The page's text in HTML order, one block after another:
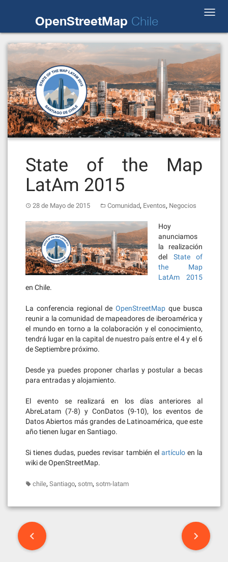
OpenStreetMap Chile
State of the Map
LatAm 2015
28 de Mayo de 2015 Comunidad, Eventos, Negocios
Hoy
anunciamos
la realización
del State of
the Map
LatAm 2015
en Chile.
La conferencia regional deOpenStreetMap que busca
reunir a la comunidad de mapeadores de iberoamérica y
el mundo en torno a la colaboración y el conocimiento,
tendrá lugar en la capital de nuestro país entre el 4 y el 6
de Septiembre próximo.
Desde ya puedes proponer charlas y postular a becas
para entradas y alojamiento.
El evento se realizará en los días anteriores al
AbreLatam (7-8) y ConDatos (9-10), los eventos de
Datos Abiertos más grandes de Latinoamérica, que este
año tienen lugar en Santiago.
Si tienes dudas, puedes revisar también el artículoen la
wiki de OpenStreetMap.
chile, Santiago, sotm, sotm-latam
Post
navigation